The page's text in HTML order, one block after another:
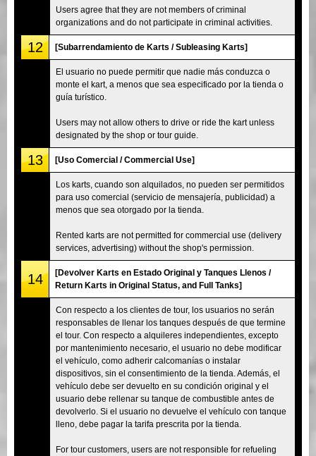
Users agree that they are not members of criminal
organizations and do not participate in criminal activities.
12 [Subarrendamiento de Karts / Subleasing Karts]
El usuario no puede permitir que nadie más conduzca o
monte el kart, a menos que sea especificado por la tienda o
guía turístico.
Users may not allow others to drive or ride the kart unless
designated by the shop or tour guide.
13 [Uso Comercial / Commercial Use]
Los karts, cuando son alquilados, no pueden ser permitidos
para uso comercial (servicio de mensajería, publicidad) a
menos que sea otorgado por la tienda.
Rented karts are not permitted for commercial use (delivery
services, advertising) without the shop's permission.
14
[Devolver Karts en Estado Original y Tanques Llenos /
Return Karts in Original Status, and Full Tanks]
Con respecto a los clientes de tour, los usuarios no serán
responsables de llenar los tanques después de que termine
el tour. Con respecto a alquileres independientes, excepto
por mantenimiento necesario, el usuario no debe modificar
el vehículo, como adherir calcomanías o instalar
dispositivos, sin el consentimiento de la tienda. Además, el
vehículo debe ser devuelto en su condición original y el
usuario debe rellenar su tanque de combustible antes de
devolverlo. Si el usuario no devuelve el vehículo con tanque
lleno, debe pagar la tarifa prescrita por la tienda.
For tour customers, users are not responsible for refueling